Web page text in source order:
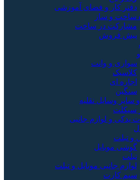
دفتر کار و فضای آموزشی
ساخت و ساز
مشارکت در ساخت
پیش فروش
سواری و وانت
کلاسیک
اجاره ای
سنگین
سایر وسایل نقلیه
سیکلت
یدکی و لوازم جانبی
و تبلت
گوشی موبایل
تبلت
لوازم جانبی موبایل و تبلت
سیم کارت